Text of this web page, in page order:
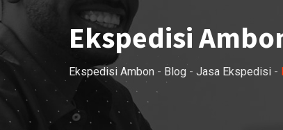
Ekspedisi
Ekspedisi Ambon - Blog - Jasa Ekspedisi -